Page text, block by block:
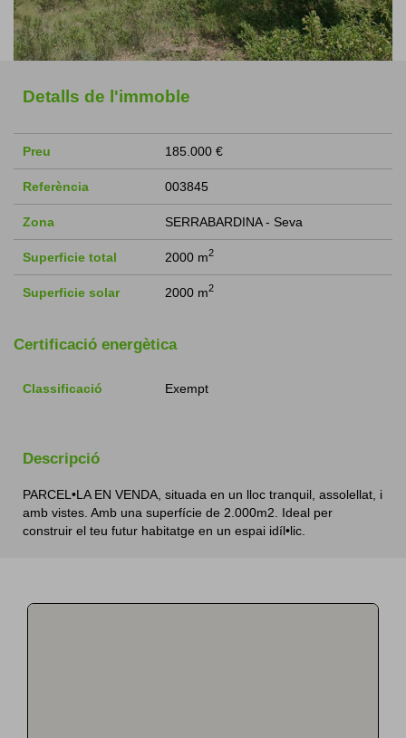
Detalls de l'immoble
Preu 185.000 €
Referència 003845
Zona SERRABARDINA - Seva
Superficie total 2000 m2
Superficie solar 2000 m2
Certificació energètica
Classificació Exempt
Descripció
PARCEL•LA EN VENDA, situada en un lloc tranquil, assolellat, i
amb vistes. Amb una superfície de 2.000m2. Ideal per
construir el teu futur habitatge en un espai idíl•lic.